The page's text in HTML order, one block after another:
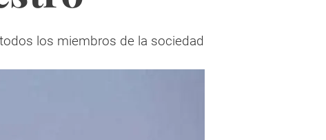
los miembros de la sociedad